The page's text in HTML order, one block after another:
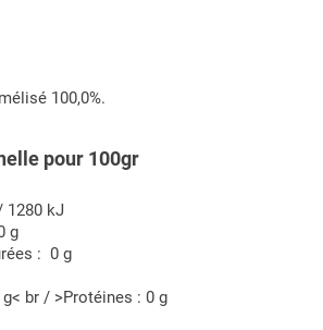
100,0%.
pour 100gr
1280 kJ
g
: 0 g
br / >Protéines : 0 g